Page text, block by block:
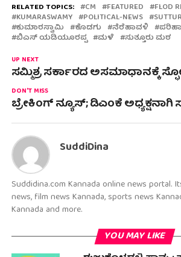
RELATED TOPICS: CM FEATURED FLOD
KUMARASWAMY POLITICAL-NEWS
ಕುಮಾರಸ್ವಾಮಿ ಕೊಡಗು ನೆರೆಹಾವಳಿ
ಬಿಎಸ್ ಯಡಿಯೂರಪ್ಪ ಮಳೆ ಸುತ್ತೂರು ಮಠ
UP NEXT
ಸಮ್ಮಿಶ್ರ ಸರ್ಕಾರದ ಅಸಮಾಧಾನಕ್ಕೆ
DON'T MISS
ಬ್ರೇಕಿಂಗ್ ನ್ಯೂಸ್; ಡಿಎಂಕೆ ಅಧ್ಯಕ್ಷನಾಗಿ
SuddiDina
Suddidina.com Kannada online news portal.
news, film news Kannada, sports news
Kannada and more.
YOU MAY LIKE